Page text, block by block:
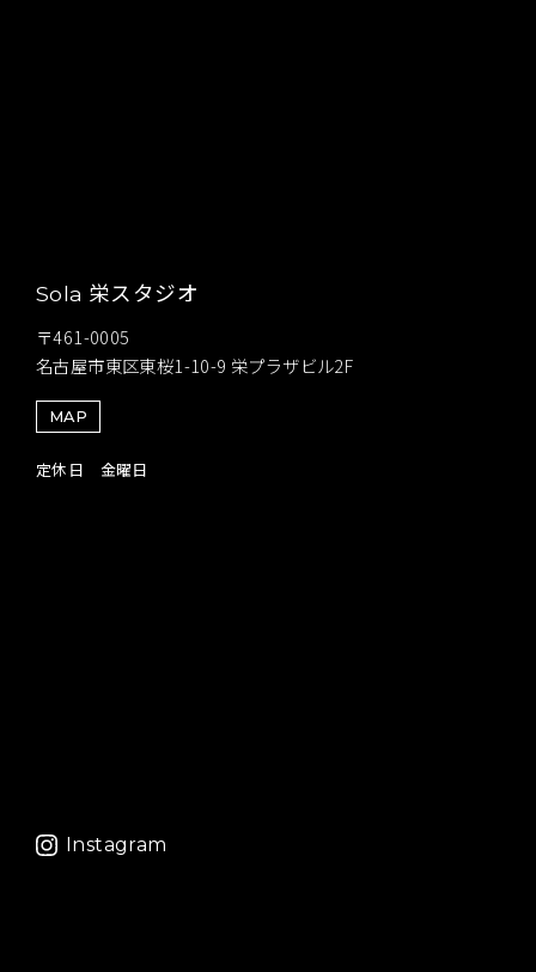
Sola 栄スタジオ
〒461-0005
名古屋市東区東桜1-10-9 栄プラザビル2F
MAP
定休日 金曜日
Instagram